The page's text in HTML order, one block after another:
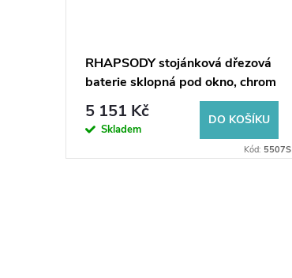
RHAPSODY stojánková dřezová
baterie sklopná pod okno, chrom
5 151 Kč
Skladem
DO KOŠÍKU
Kód: 5507S